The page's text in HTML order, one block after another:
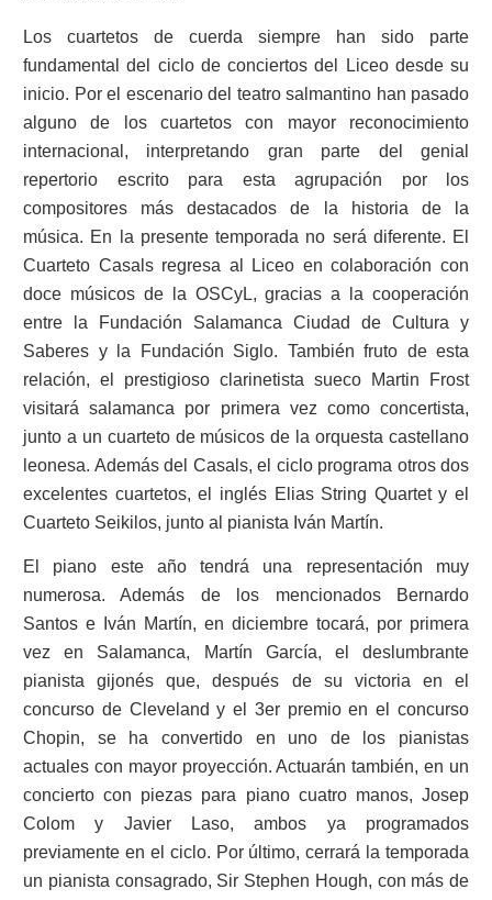
Los cuartetos de cuerda siempre han sido parte
fundamental del ciclo de conciertos del Liceo desde su
inicio. Por el escenario del teatro salmantino han pasado
alguno de los cuartetos con mayor reconocimiento
internacional, interpretando gran parte del genial
repertorio escrito para esta agrupación por los
compositores más destacados de la historia de la
música. En la presente temporada no será diferente. El
Cuarteto Casals regresa al Liceo en colaboración con
doce músicos de la OSCyL, gracias a la cooperación
entre la Fundación Salamanca Ciudad de Cultura y
Saberes y la Fundación Siglo. También fruto de esta
relación, el prestigioso clarinetista sueco Martin Frost
visitará salamanca por primera vez como concertista,
junto a un cuarteto de músicos de la orquesta castellano
leonesa. Además del Casals, el ciclo programa otros dos
excelentes cuartetos, el inglés Elias String Quartet y el
Cuarteto Seikilos, junto al pianista Iván Martín.
El piano este año tendrá una representación muy
numerosa. Además de los mencionados Bernardo
Santos e Iván Martín, en diciembre tocará, por primera
vez en Salamanca, Martín García, el deslumbrante
pianista gijonés que, después de su victoria en el
concurso de Cleveland y el 3er premio en el concurso
Chopin, se ha convertido en uno de los pianistas
actuales con mayor proyección. Actuarán también, en un
concierto con piezas para piano cuatro manos, Josep
Colom y Javier Laso, ambos ya programados
previamente en el ciclo. Por último, cerrará la temporada
un pianista consagrado, Sir Stephen Hough, con más de